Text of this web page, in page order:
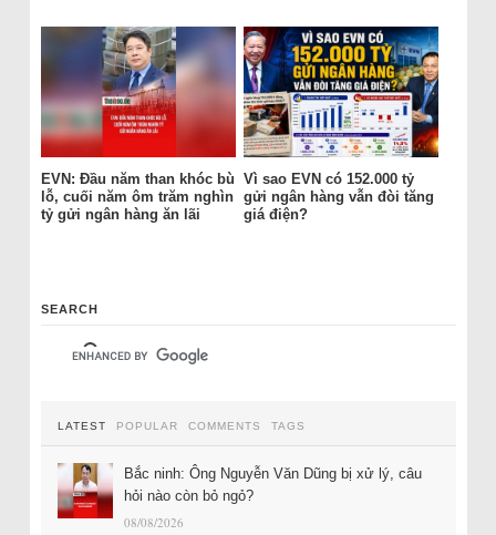
EVN: Đầu năm than khóc bù
lỗ, cuối năm ôm trăm nghìn
tỷ gửi ngân hàng ăn lãi
Vì sao EVN có 152.000 tỷ
gửi ngân hàng vẫn đòi tăng
giá điện?
SEARCH
LATEST POPULAR COMMENTS TAGS
Bắc ninh: Ông Nguyễn Văn Dũng bị xử lý, câu
hỏi nào còn bỏ ngỏ?
08/08/2026